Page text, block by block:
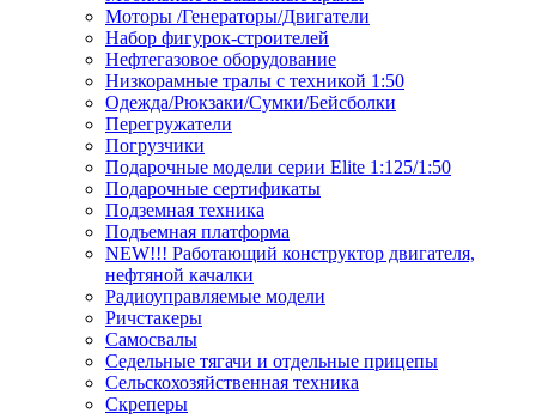
Моторы /Генераторы/Двигатели
Набор фигурок-строителей
Нефтегазовое оборудование
Низкорамные тралы с техникой 1:50
Одежда/Рюкзаки/Сумки/Бейсболки
Перегружатели
Погрузчики
Подарочные модели серии Elite 1:125/1:50
Подарочные сертификаты
Подземная техника
Подъемная платформа
NEW!!! Работающий конструктор двигателя,
нефтяной качалки
Радиоуправляемые модели
Ричстакеры
Самосвалы
Седельные тягачи и отдельные прицепы
Сельскохозяйственная техника
Скреперы